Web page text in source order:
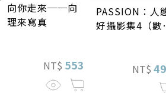
向你走來──向
理來寫真
NT$ 553
PASSION：人
好攝影集4（數
NT$